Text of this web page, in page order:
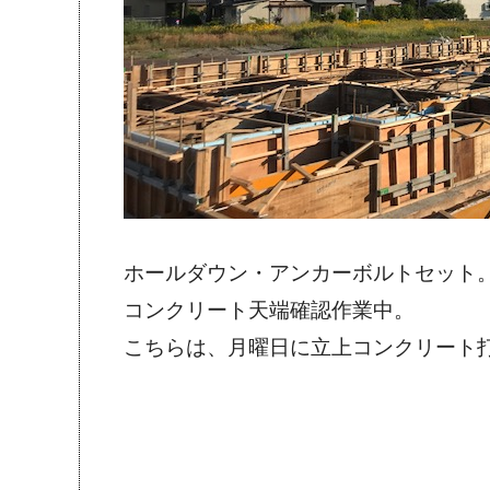
ホールダウン・アンカーボルトセット
コンクリート天端確認作業中。
こちらは、月曜日に立上コンクリート